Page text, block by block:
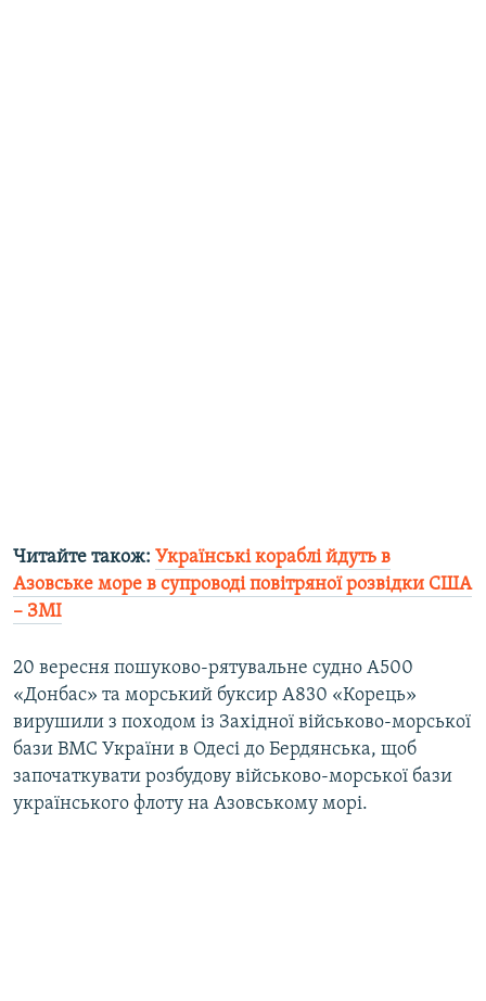
Читайте також: Українські кораблі йдуть в
Азовське море в супроводі повітряної розвідки США
– ЗМІ
20 вересня пошуково-рятувальне судно A500
«Донбас» та морський буксир A830 «Корець»
вирушили з походом із Західної військово-морської
бази ВМС України в Одесі до Бердянська, щоб
започаткувати розбудову військово-морської бази
українського флоту на Азовському морі.